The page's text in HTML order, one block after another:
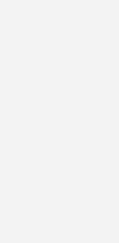
durch
Windradbauer